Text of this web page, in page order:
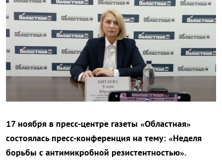
17 ноября в пресс-центре газеты «Областная»
состоялась пресс-конференция на тему: «Неделя
борьбы с антимикробной резистентностью».